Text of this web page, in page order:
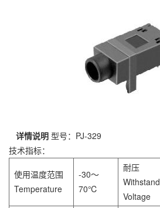
详情说明 型号：PJ-329
技术指标：
使用温度范围
Temperature
-30～
70℃
耐压
Withstand
Voltage